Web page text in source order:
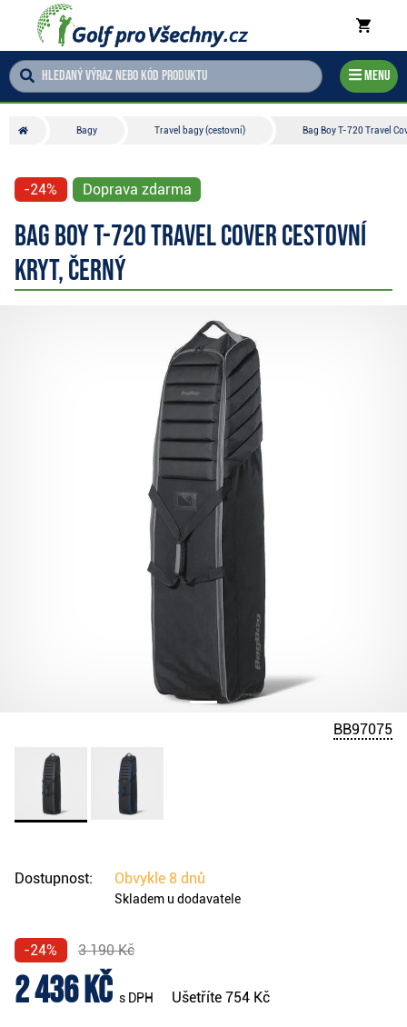
Menu
Bagy Travel bagy (cestovní) Bag Boy T-720 Travel
-24% Doprava zdarma
Bag Boy T-720 Travel Cover cestovní
kryt, černý
BB97075
Dostupnost: Obvykle 8 dnů
Skladem u dodavatele
-24% 3 190 Kč
2 436 Kč s DPH Ušetříte 754 Kč